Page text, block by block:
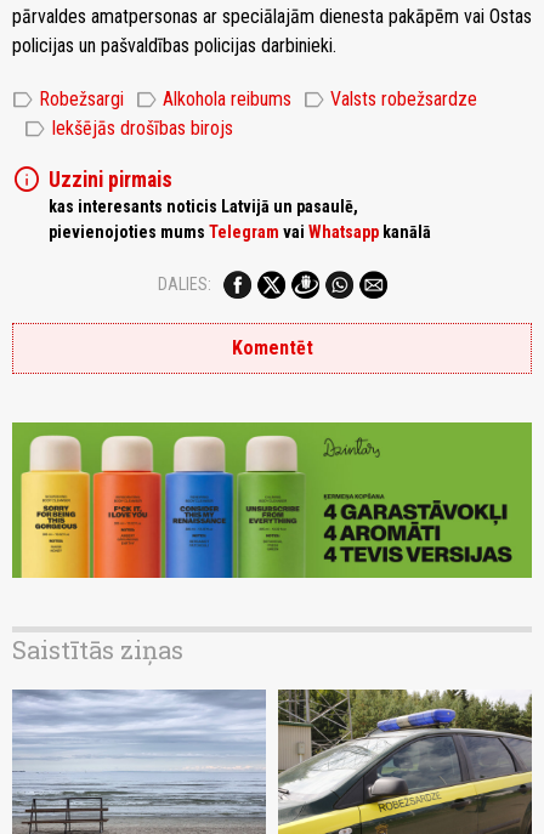
pārvaldes amatpersonas ar speciālajām dienesta pakāpēm vai Ostas
policijas un pašvaldības policijas darbinieki.
label Robežsargi label Alkohola reibums label Valsts robežsardze
label Iekšējās drošības birojs
info Uzzini pirmais
kas interesants noticis Latvijā un pasaulē,
pievienojoties mums Telegram vai Whatsapp kanālā
DALIES:
Komentēt
Saistītās ziņas